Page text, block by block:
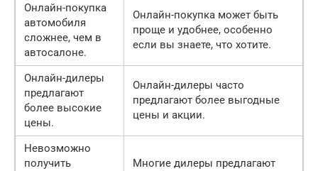
Онлайн-покупка
автомобиля
сложнее, чем в
автосалоне.
Онлайн-покупка может быть
проще и удобнее, особенно
если вы знаете, что хотите.
Онлайн-дилеры
предлагают
более высокие
цены.
Онлайн-дилеры часто
предлагают более выгодные
цены и акции.
Невозможно
получить
Многие дилеры предлагают